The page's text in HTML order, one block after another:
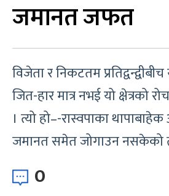
जमानत जफत
विजेता र निकटतम
जित-हार मात्र नभई यो क्षेत्रको
। त्यो हो–-रास्वपाका
जमानत समेत जोगाउन नसकेको
0